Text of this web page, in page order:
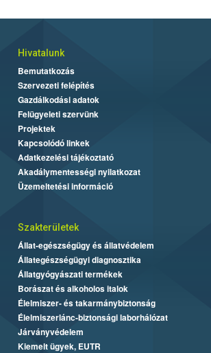
Hivatalunk
Bemutatkozás
Szervezeti felépítés
Gazdálkodási adatok
Felügyeleti szervünk
Projektek
Kapcsolódó linkek
Adatkezelési tájékoztató
Akadálymentességi nyilatkozat
Üzemeltetési információ
Szakterületek
Állat-egészségügy és állatvédelem
Állategészségügyi diagnosztika
Állatgyógyászati termékek
Borászat és alkoholos italok
Élelmiszer- és takarmánybiztonság
Élelmiszerlánc-biztonsági laborhálózat
Járványvédelem
Kiemelt ügyek, EUTR